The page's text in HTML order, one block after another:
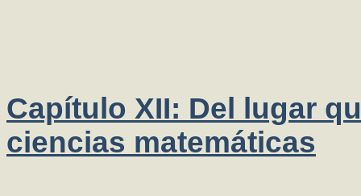
Capítulo XII: Del lugar
ciencias matemáticas